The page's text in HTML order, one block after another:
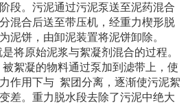
段。污泥通过污泥泵送至泥药混合
混合后送至带压机，经重力楔形脱
泥饼，由卸泥装置将泥饼卸除。
将原始泥浆与絮凝剂混合的过程。
絮凝的物料通过泵加到滤带上，使
作用下与 絮团分离，逐渐使污泥絮
差。重力脱水段去除了污泥中绝大